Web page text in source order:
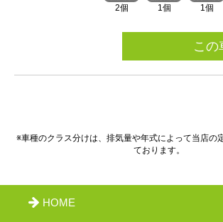
2個 1個 1個
この
※車種のクラス分けは、排気量や年式によって当店の
ております。
HOME